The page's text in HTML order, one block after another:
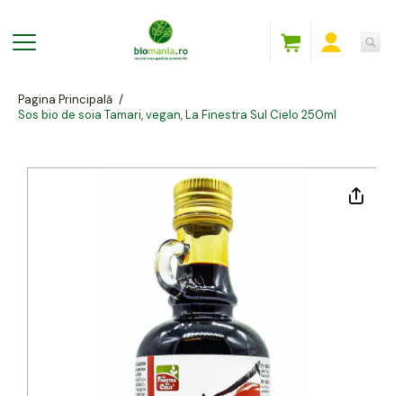
Pagina Principală /
Sos bio de soia Tamari, vegan, La Finestra Sul Cielo 250ml